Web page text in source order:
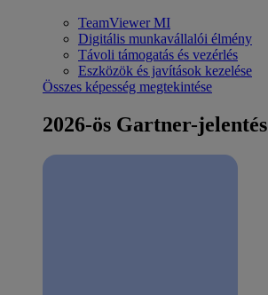
TeamViewer MI
Digitális munkavállalói élmény
Távoli támogatás és vezérlés
Eszközök és javítások kezelése
Összes képesség megtekintése
2026-ös Gartner-jelentés